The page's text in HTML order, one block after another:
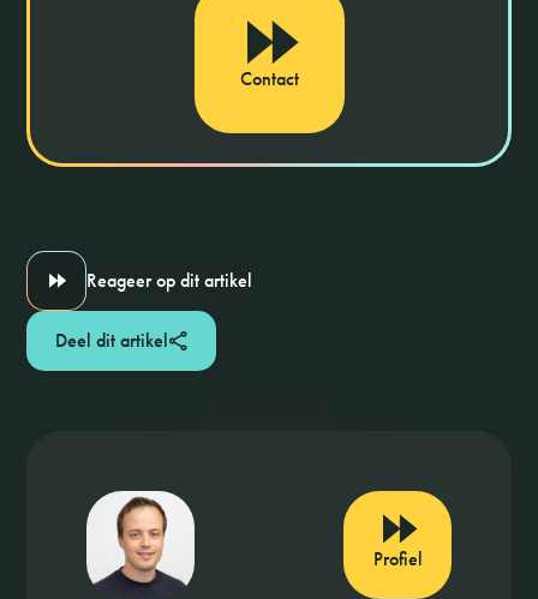
Contact
Reageer op dit artikel
Deel dit artikel
Profiel